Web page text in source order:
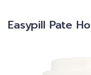
Easypill Pate